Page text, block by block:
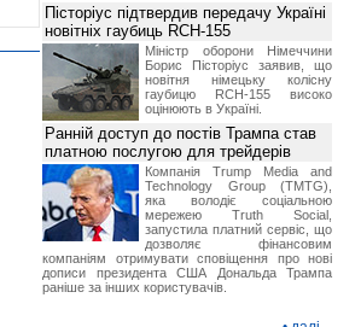
Пісторіус підтвердив передачу Україні
новітніх гаубиць RCH-155
Міністр оборони Німеччини
Борис Пісторіус заявив, що
новітня німецьку колісну
гаубицю RCH-155 високо
оцінюють в Україні.
Ранній доступ до постів Трампа став
платною послугою для трейдерів
Компанія Trump Media and
Technology Group (TMTG),
яка володіє соціальною
мережею Truth Social,
запустила платний сервіс, що
дозволяє фінансовим
компаніям отримувати сповіщення про нові
дописи президента США Дональда Трампа
раніше за інших користувачів.